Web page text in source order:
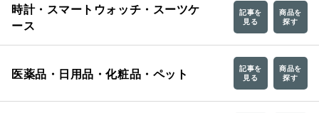
時計・スマートウォッチ・スーツケ
ース
記事を
見る
商品を
探す
医薬品・日用品・化粧品・ペット
記事を
見る
商品を
探す